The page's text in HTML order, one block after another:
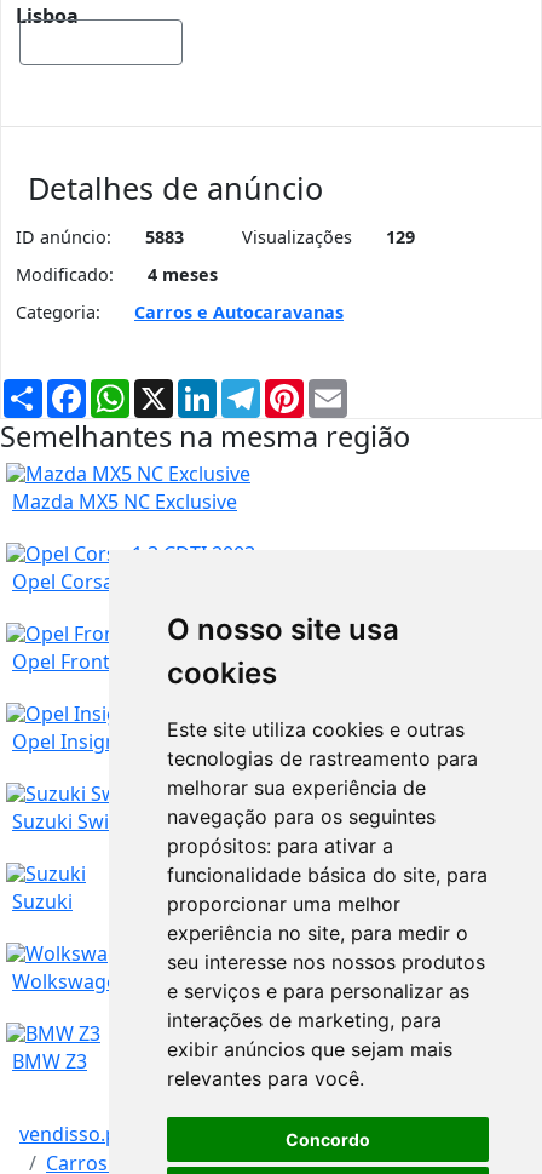
O nosso site usa
cookies
Este site utiliza cookies e outras
tecnologias de rastreamento para
melhorar sua experiência de
navegação para os seguintes
propósitos: para ativar a
funcionalidade básica do site, para
proporcionar uma melhor
experiência no site, para medir o
seu interesse nos nossos produtos
e serviços e para personalizar as
interações de marketing, para
exibir anúncios que sejam mais
relevantes para você.
Concordo
Lisboa
Detalhes de anúncio
ID anúncio: 5883 Visualizações
129
Modificado:
4 meses
Categoria:
Carros e Autocaravanas
PartilharFacebookWhatsApp
X LinkedInTelegram
Pinterest
Semelhantes na mesma região
Mazda MX5 NC Exclusive
Opel Corsa 1.3 CDTI 2003
Lisboa 2.350
Opel Frontera Sinistrado
Lisboa
Opel Insignia 2.0 CDTI Cosmo
Lisboa
Suzuki Swift 1.0 gasolina
Lisboa 800
Suzuki
Lisboa
Wolkswagen golf
BMW Z3
vendisso.pt
Veículos
Carros e Autocaravanas